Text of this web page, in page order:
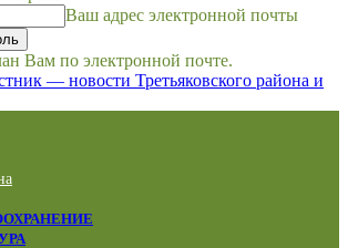
Ваш адрес электронной почты
Вам по электронной почте.
— новости Третьяковского района и